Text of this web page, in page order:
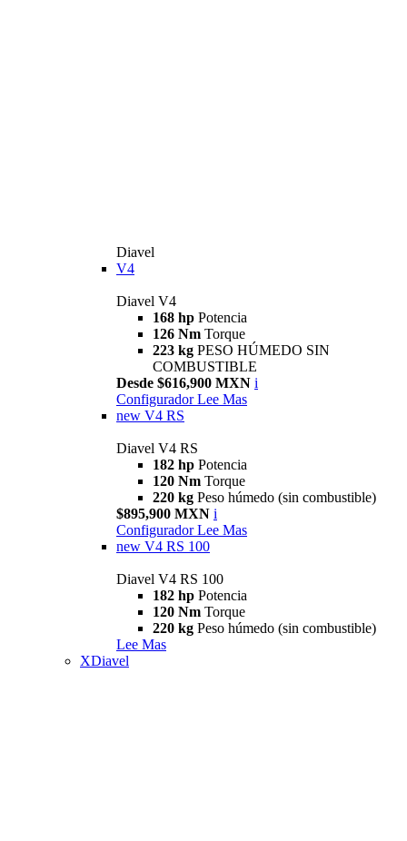
Diavel
V4
Diavel V4
168 hp Potencia
126 Nm Torque
223 kg PESO HÚMEDO SIN
COMBUSTIBLE
Desde $616,900 MXN i
Configurador Lee Mas
new V4 RS
Diavel V4 RS
182 hp Potencia
120 Nm Torque
220 kg Peso húmedo (sin combustible)
$895,900 MXN i
Configurador Lee Mas
new V4 RS 100
Diavel V4 RS 100
182 hp Potencia
120 Nm Torque
220 kg Peso húmedo (sin combustible)
Lee Mas
XDiavel